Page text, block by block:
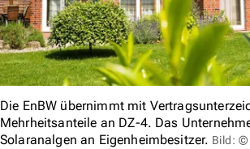
Die EnBW übernimmt mit
Mehrheitsanteile an DZ-4. Das
Solaranalgen an Eigenheimbesitzer. Bild: ©